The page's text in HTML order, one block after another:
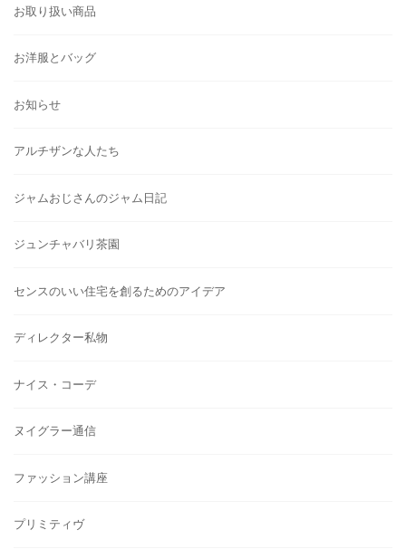
お取り扱い商品
お洋服とバッグ
お知らせ
アルチザンな人たち
ジャムおじさんのジャム日記
ジュンチャバリ茶園
センスのいい住宅を創るためのアイデア
ディレクター私物
ナイス・コーデ
ヌイグラー通信
ファッション講座
プリミティヴ